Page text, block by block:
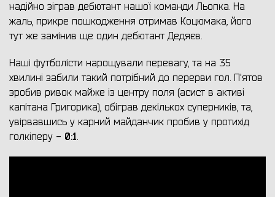
надійно зіграв дебютант нашої команди Льопка. На
жаль, прикре пошкодження отримав Коцюмака, його
тут же замінив ще один дебютант Дедяєв.
Наші футболісти нарощували перевагу, та на 35
хвилині забили такий потрібний до перерви гол. П'ятов
зробив ривок майже із центру поля (асист в активі
капітана Григорика), обіграв декількох суперників, та,
увірвавшись у карний майданчик пробив у протихід
голкіперу - 0:1.